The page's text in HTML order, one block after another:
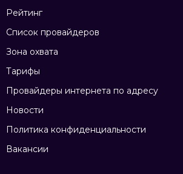
Рейтинг
Список провайдеров
Зона охвата
Тарифы
Провайдеры интернета по адресу
Новости
Политика конфиденциальности
Вакансии